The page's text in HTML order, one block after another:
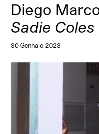
Diego
Sadie
30 Gennaio 2023